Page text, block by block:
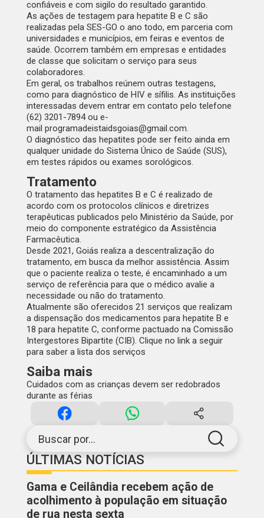
Buscar por...
ÚLTIMAS NOTÍCIAS
Gama e Ceilândia recebem ação de
acolhimento à população em situação
de rua nesta sexta
confiáveis e com sigilo do resultado garantido.
As ações de testagem para hepatite B e C são
realizadas pela SES-GO o ano todo, em parceria com
universidades e municípios, em feiras e eventos de
saúde. Ocorrem também em empresas e entidades
de classe que solicitam o serviço para seus
colaboradores.
Em geral, os trabalhos reúnem outras testagens,
como para diagnóstico de HIV e sífilis. As instituições
interessadas devem entrar em contato pelo telefone
(62) 3201-7894 ou e-
mail programadeistaidsgoias@gmail.com.
O diagnóstico das hepatites pode ser feito ainda em
qualquer unidade do Sistema Único de Saúde (SUS),
em testes rápidos ou exames sorológicos.
Tratamento
O tratamento das hepatites B e C é realizado de
acordo com os protocolos clínicos e diretrizes
terapêuticas publicados pelo Ministério da Saúde, por
meio do componente estratégico da Assistência
Farmacêutica.
Desde 2021, Goiás realiza a descentralização do
tratamento, em busca da melhor assistência. Assim
que o paciente realiza o teste, é encaminhado a um
serviço de referência para que o médico avalie a
necessidade ou não do tratamento.
Atualmente são oferecidos 21 serviços que realizam
a dispensação dos medicamentos para hepatite B e
18 para hepatite C, conforme pactuado na Comissão
Intergestores Bipartite (CIB). Clique no link a seguir
para saber a lista dos serviços
Saiba mais
Cuidados com as crianças devem ser redobrados
durante as férias